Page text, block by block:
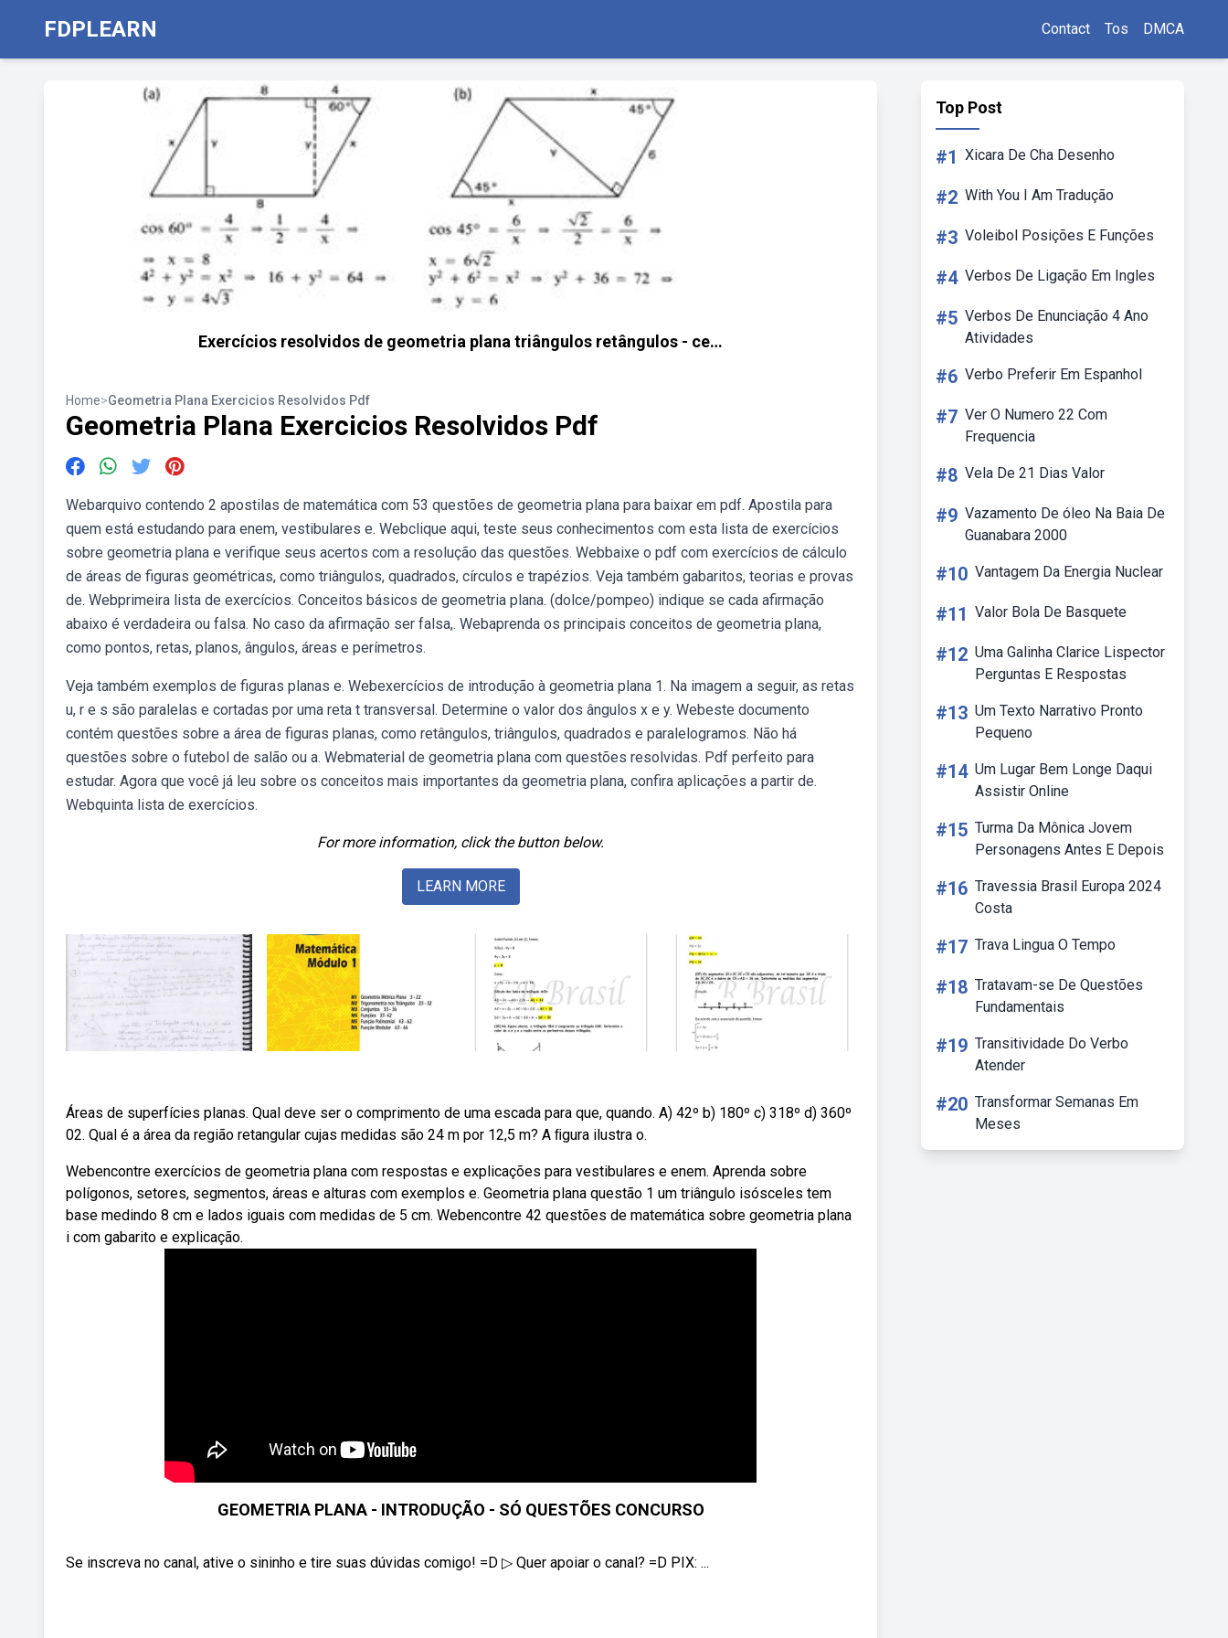
FDPLEARN Contact Tos DMCA
Exercícios resolvidos de geometria plana triângulos retângulos - ce…
Home>Geometria Plana Exercicios Resolvidos Pdf
Geometria Plana Exercicios Resolvidos Pdf
Webarquivo contendo 2 apostilas de matemática com 53 questões de geometria plana para baixar em pdf. Apostila para
quem está estudando para enem, vestibulares e. Webclique aqui, teste seus conhecimentos com esta lista de exercícios
sobre geometria plana e verifique seus acertos com a resolução das questões. Webbaixe o pdf com exercícios de cálculo
de áreas de figuras geométricas, como triângulos, quadrados, círculos e trapézios. Veja também gabaritos, teorias e provas
de. Webprimeira lista de exercícios. Conceitos básicos de geometria plana. (dolce/pompeo) indique se cada afirmação
abaixo é verdadeira ou falsa. No caso da afirmação ser falsa,. Webaprenda os principais conceitos de geometria plana,
como pontos, retas, planos, ângulos, áreas e perímetros.
Veja também exemplos de figuras planas e. Webexercícios de introdução à geometria plana 1. Na imagem a seguir, as retas
u, r e s são paralelas e cortadas por uma reta t transversal. Determine o valor dos ângulos x e y. Webeste documento
contém questões sobre a área de figuras planas, como retângulos, triângulos, quadrados e paralelogramos. Não há
questões sobre o futebol de salão ou a. Webmaterial de geometria plana com questões resolvidas. Pdf perfeito para
estudar. Agora que você já leu sobre os conceitos mais importantes da geometria plana, confira aplicações a partir de.
Webquinta lista de exercícios.
For more information, click the button below.
LEARN MORE
Áreas de superfícies planas. Qual deve ser o comprimento de uma escada para que, quando. A) 42º b) 180º c) 318º d) 360º
02. Qual é a área da região retangular cujas medidas são 24 m por 12,5 m? A ﬁgura ilustra o.
Webencontre exercícios de geometria plana com respostas e explicações para vestibulares e enem. Aprenda sobre
polígonos, setores, segmentos, áreas e alturas com exemplos e. Geometria plana questão 1 um triângulo isósceles tem
base medindo 8 cm e lados iguais com medidas de 5 cm. Webencontre 42 questões de matemática sobre geometria plana
i com gabarito e explicação.
GEOMETRIA PLANA - INTRODUÇÃO - SÓ QUESTÕES CONCURSO
Se inscreva no canal, ative o sininho e tire suas dúvidas comigo! =D ▷ Quer apoiar o canal? =D PIX: ...
Top Post
#1 Xicara De Cha Desenho
#2 With You I Am Tradução
#3 Voleibol Posições E Funções
#4 Verbos De Ligação Em Ingles
#5 Verbos De Enunciação 4 Ano
Atividades
#6 Verbo Preferir Em Espanhol
#7 Ver O Numero 22 Com
Frequencia
#8 Vela De 21 Dias Valor
#9 Vazamento De óleo Na Baia De
Guanabara 2000
#10 Vantagem Da Energia Nuclear
#11 Valor Bola De Basquete
#12 Uma Galinha Clarice Lispector
Perguntas E Respostas
#13 Um Texto Narrativo Pronto
Pequeno
#14 Um Lugar Bem Longe Daqui
Assistir Online
#15 Turma Da Mônica Jovem
Personagens Antes E Depois
#16 Travessia Brasil Europa 2024
Costa
#17 Trava Lingua O Tempo
#18 Tratavam-se De Questões
Fundamentais
#19 Transitividade Do Verbo
Atender
#20 Transformar Semanas Em
Meses